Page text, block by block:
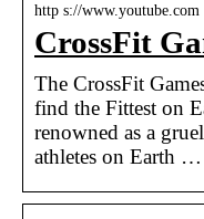
http s://www.youtube.com
CrossFit
The CrossFit
find the Fittest on
renowned as a
athletes on Earth …